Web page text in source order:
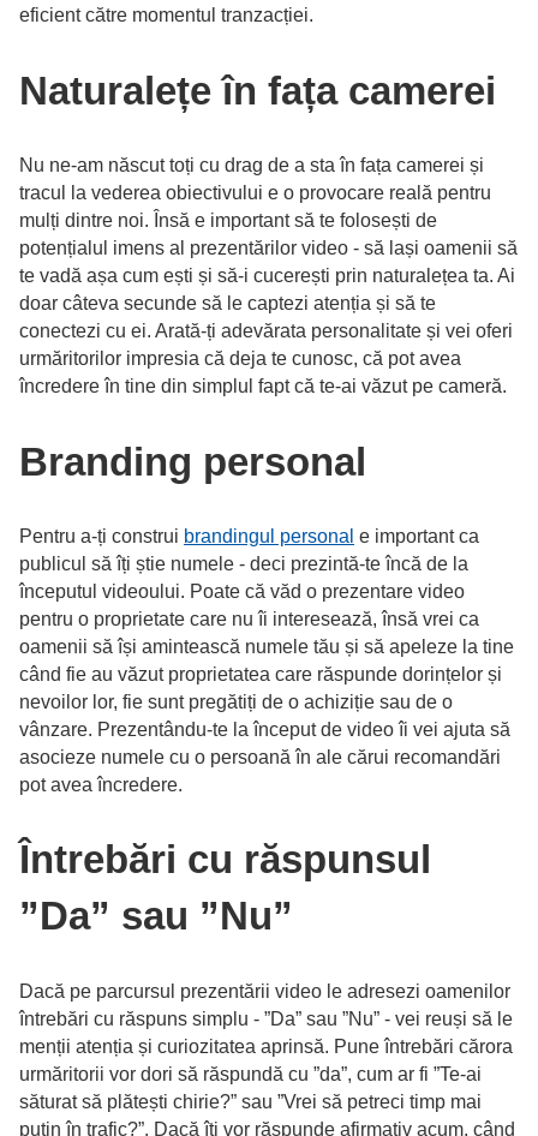
eficient către momentul tranzacției.
Naturalețe în fața camerei
Nu ne-am născut toți cu drag de a sta în fața camerei și
tracul la vederea obiectivului e o provocare reală pentru
mulți dintre noi. Însă e important să te folosești de
potențialul imens al prezentărilor video - să lași oamenii să
te vadă așa cum ești și să-i cucerești prin naturalețea ta. Ai
doar câteva secunde să le captezi atenția și să te
conectezi cu ei. Arată-ți adevărata personalitate și vei oferi
urmăritorilor impresia că deja te cunosc, că pot avea
încredere în tine din simplul fapt că te-ai văzut pe cameră.
Branding personal
Pentru a-ți construi brandingul personal e important ca
publicul să îți știe numele - deci prezintă-te încă de la
începutul videoului. Poate că văd o prezentare video
pentru o proprietate care nu îi interesează, însă vrei ca
oamenii să își amintească numele tău și să apeleze la tine
când fie au văzut proprietatea care răspunde dorințelor și
nevoilor lor, fie sunt pregătiți de o achiziție sau de o
vânzare. Prezentându-te la început de video îi vei ajuta să
asocieze numele cu o persoană în ale cărui recomandări
pot avea încredere.
Întrebări cu răspunsul
”Da” sau ”Nu”
Dacă pe parcursul prezentării video le adresezi oamenilor
întrebări cu răspuns simplu - ”Da” sau ”Nu” - vei reuși să le
menții atenția și curiozitatea aprinsă. Pune întrebări cărora
urmăritorii vor dori să răspundă cu ”da”, cum ar fi ”Te-ai
săturat să plătești chirie?” sau ”Vrei să petreci timp mai
puțin în trafic?”. Dacă îți vor răspunde afirmativ acum, când